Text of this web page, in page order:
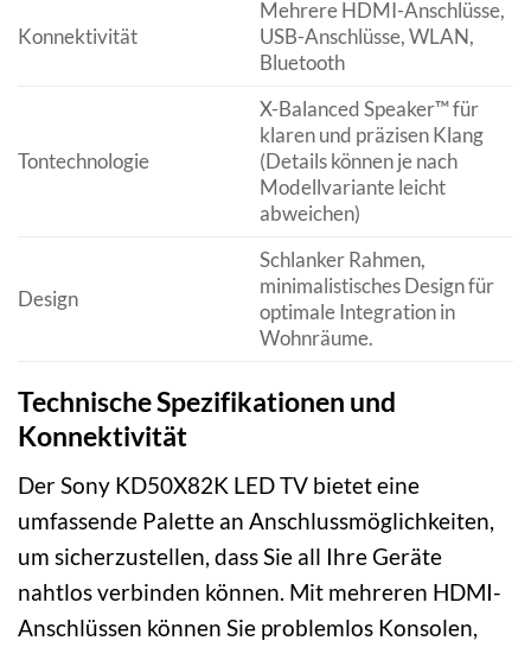
Konnektivität
Mehrere HDMI-Anschlüsse,
USB-Anschlüsse, WLAN,
Bluetooth
Tontechnologie
X-Balanced Speaker™ für
klaren und präzisen Klang
(Details können je nach
Modellvariante leicht
abweichen)
Design
Schlanker Rahmen,
minimalistisches Design für
optimale Integration in
Wohnräume.
Technische Spezifikationen und
Konnektivität
Der Sony KD50X82K LED TV bietet eine
umfassende Palette an Anschlussmöglichkeiten,
um sicherzustellen, dass Sie all Ihre Geräte
nahtlos verbinden können. Mit mehreren HDMI-
Anschlüssen können Sie problemlos Konsolen,